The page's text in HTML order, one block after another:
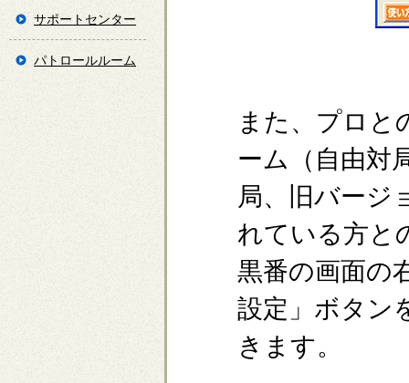
また、プロと
ーム（自由対
局、旧バージ
れている方と
黒番の画面の
設定」ボタン
きます。
サポートセンター
パトロールルーム